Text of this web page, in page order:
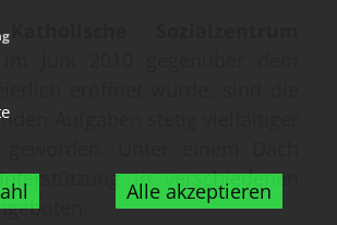
Alle akzeptieren
eröffnet wurde, sind die
Aufgaben stetig vielfältiger
geworden. Unter einem Dach
in verschiedenen